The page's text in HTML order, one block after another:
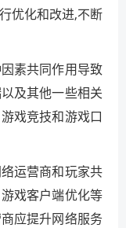
优化和改进,不断
素共同作用导致
及其他一些相关
戏竞技和游戏口
运营商和玩家共
戏客户端优化等
应提升网络服务